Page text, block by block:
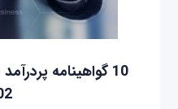
10 گواهینامه